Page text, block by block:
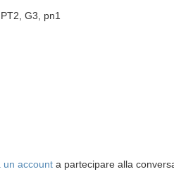
G3, pn1
un account a partecipare alla